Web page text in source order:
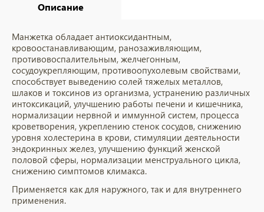
Описание
Манжетка обладает антиоксидантным,
кровоостанавливающим, ранозаживляющим,
противовоспалительным, желчегонным,
сосудоукрепляющим, противоопухолевым свойствами,
способствует выведению солей тяжелых металлов,
шлаков и токсинов из организма, устранению различных
интоксикаций, улучшению работы печени и кишечника,
нормализации нервной и иммунной систем, процесса
кроветворения, укреплению стенок сосудов, снижению
уровня холестерина в крови, стимуляции деятельности
эндокринных желез, улучшению функций женской
половой сферы, нормализации менструального цикла,
снижению симптомов климакса.
Применяется как для наружного, так и для внутреннего
применения.